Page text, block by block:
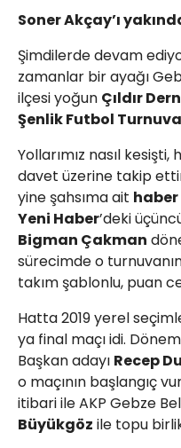
Soner Akçay’ı
Şimdilerde devam
zamanlar bir ayağı
ilçesi yoğun Çıldır
Şenlik Futbol
Yollarımız nasıl
davet üzerine takip
yine şahsıma ait
Yeni Haber’deki
Bigman Çakman
sürecimde o
takım şablonlu, puan
Hatta 2019 yerel
ya final maçı idi.
Başkan adayı Recep
o maçının başlangıç
itibari ile AKP Gebze
Büyükgöz ile topu